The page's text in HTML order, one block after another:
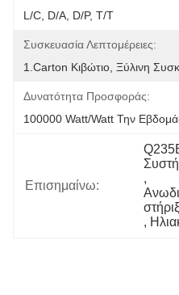
L/C, D/A, D/P, T/T
Συσκευασία Λεπτομέρειες:
1.Carton Κιβώτιο, Ξύλινη
Δυνατότητα Προσφοράς:
100000 Watt/Watt Την
Επισημαίνω:
,
,